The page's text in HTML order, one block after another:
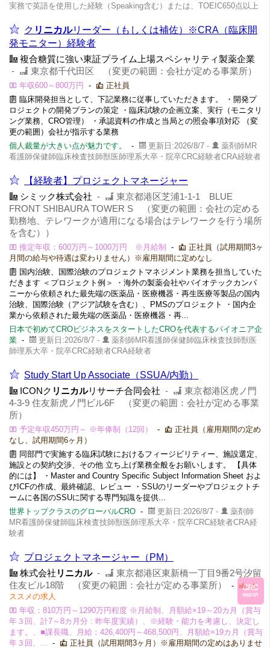
実務で英語を使用した経験（Speaking含む）または、TOEIC650点以上
ク リニカルリーダー（もしくは補佐）※CRA（臨床開
発モニター）経験者
複合糖質に強い東証プライム上場スペシャリティ製薬企業
-
東京都千代田区 （変更の範囲：会社が定める事業所）
年収600～800万円 -
正社員
臨床開発担当として、下記業務に従事していただきます。 ・開発プ
ロジェクトの開発プランの策定 ・臨床試験の企画立案、実行（モニタリ
ング業務、CRO管理） ・承認資料の作成と当局との照会事項対応 （変
更の範囲）会社が指示する業務
個人裁量が大きい点が魅力です。
- 更新日:2026/8/7 -
薬剤師MR
看護師保健師臨床検査技師獣医師理系大卒・院卒CRC経験者CRA経験者
【経験者】プロジェクトマネージャー
シミック株式会社 -
東京都港区芝浦1-1-1 BLUE
FRONT SHIBAURA TOWER S （変更の範囲：会社の定める
勤務地、テレワークが適用になる場合はテレワークを行う場所
を含む））
推定年収：600万円～1000万円 ※月給制 -
正社員（試用期間3ヶ
月間の給与や待遇は変わりません）※雇用期間に定めなし
国内治験、国際治験のプロジェクトマネジメント業務を担当していた
だきます ＜プロジェクト例＞ ・海外の製薬会社やバイオテックカンパ
ニーから依頼された最先端の医薬品・医療機器・再生医療等製品の国内
治験、国際治験（アジア試験を含む）、PMSのプロジェクト ・国内企
業から依頼された最先端の医薬品・医療機器・再...
日本で初めてCROビジネスをスタートしたCROを代表するパイオニア企
業 - 更新日:2026/8/7 -
薬剤師MR看護師保健師臨床検査技師獣医
師理系大卒・院卒CRC経験者CRA経験者
Study Start Up Associate（SSUA/内勤）
ICONク リニカルリサーチ合同会社 -
東京都港区虎ノ門
4-3-9 住友新虎ノ門ビル6F （変更の範囲：会社が定める事業
所）
予定年収450万円～ ※年俸制（12回） -
正社員（雇用期間の定め
なし、試用期間6ヶ月）
同部門で実施する臨床試験におけるフィージビリティー、施設選定、
施設との契約交渉、その他 立ち上げ業務全般をお願いします。 【具体
的には】 ・Master and Country Specific Subject Information Sheet およ
びICFの作成、最終確認、レビュー ・SSUのリーダーやプロジェクトチ
ームに各国のSSUに関する専門知識を提供...
世界トップクラスのグローバルCRO - 更新日:2026/8/7 -
薬剤師
MR看護師保健師臨床検査技師獣医師理系大卒・院卒CRC経験者CRA経
験者
プロジェクトマネージャー（PM）
株式会社 リニカル -
東京都港区東新橋一丁目9番2号汐留
住友ビル18階 （変更の範囲：会社が定める事業所）
-
オ
ススメの求人
年収：810万円～1290万円程度 ※月給制、月額給×19～20カ月（賞与
年３回、計7～8カ月分 : 昨年度実績）、※経験・能力を考慮し、決定し
ます。、■課長職、月給：426,400円～468,500円、月額給×19カ月（賞与
年３回、...
- 正社員（試用期間3ヶ月）※雇用期間の定めはありませ